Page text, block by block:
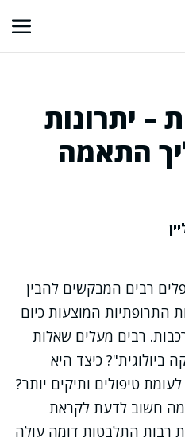
– יתרונות
התאמה
רבים המבקשים להבין
התרופתיות המוצעות כיום
רבים מעלים שאלות
ביולוגית"? כיצד היא
טיפולים ותיקים יותר?
חשוב לדעת לקראת
רבות התלבטות דומה עולה